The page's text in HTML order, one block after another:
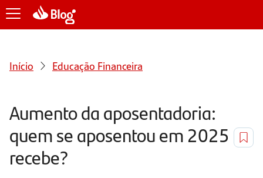
Início Educação Financeira
Aumento da aposentadoria:
quem se aposentou em 2025
recebe?